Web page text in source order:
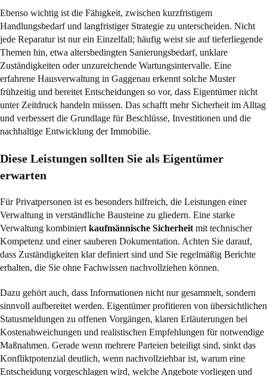
Ebenso wichtig ist die Fähigkeit, zwischen kurzfristigem
Handlungsbedarf und langfristiger Strategie zu unterscheiden. Nicht
jede Reparatur ist nur ein Einzelfall; häufig weist sie auf tieferliegende
Themen hin, etwa altersbedingten Sanierungsbedarf, unklare
Zuständigkeiten oder unzureichende Wartungsintervalle. Eine
erfahrene Hausverwaltung in Gaggenau erkennt solche Muster
frühzeitig und bereitet Entscheidungen so vor, dass Eigentümer nicht
unter Zeitdruck handeln müssen. Das schafft mehr Sicherheit im Alltag
und verbessert die Grundlage für Beschlüsse, Investitionen und die
nachhaltige Entwicklung der Immobilie.
Diese Leistungen sollten Sie als Eigentümer
erwarten
Für Privatpersonen ist es besonders hilfreich, die Leistungen einer
Verwaltung in verständliche Bausteine zu gliedern. Eine starke
Verwaltung kombiniert kaufmännische Sicherheit mit technischer
Kompetenz und einer sauberen Dokumentation. Achten Sie darauf,
dass Zuständigkeiten klar definiert sind und Sie regelmäßig Berichte
erhalten, die Sie ohne Fachwissen nachvollziehen können.
Dazu gehört auch, dass Informationen nicht nur gesammelt, sondern
sinnvoll aufbereitet werden. Eigentümer profitieren von übersichtlichen
Statusmeldungen zu offenen Vorgängen, klaren Erläuterungen bei
Kostenabweichungen und realistischen Empfehlungen für notwendige
Maßnahmen. Gerade wenn mehrere Parteien beteiligt sind, sinkt das
Konfliktpotenzial deutlich, wenn nachvollziehbar ist, warum eine
Entscheidung vorgeschlagen wird, welche Angebote vorliegen und